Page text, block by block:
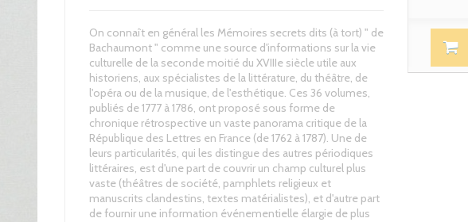
On connaît en général les Mémoires secrets dits (à tort) " de
Bachaumont " comme une source d'informations sur la vie
culturelle de la seconde moitié du XVIIIe siècle utile aux
historiens, aux spécialistes de la littérature, du théâtre, de
l'opéra ou de la musique, de l'esthétique. Ces 36 volumes,
publiés de 1777 à 1786, ont proposé sous forme de
chronique rétrospective un vaste panorama critique de la
République des Lettres en France (de 1762 à 1787). Une de
leurs particularités, qui les distingue des autres périodiques
littéraires, est d'une part de couvrir un champ culturel plus
vaste (théâtres de société, pamphlets religieux et
manuscrits clandestins, textes matérialistes), et d'autre part
de fournir une information événementielle élargie de plus